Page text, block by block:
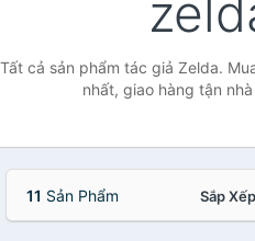
Tất cả sản phẩm tác giả Zelda.
nhất, giao hàng tận
11 Sản Phẩm Sắp